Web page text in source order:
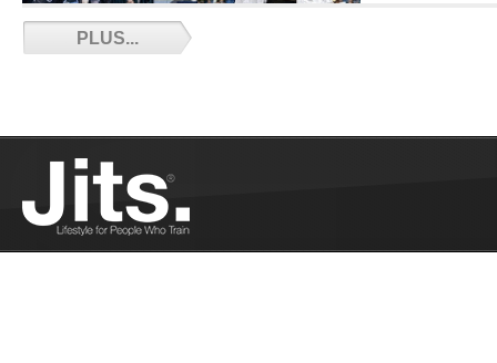
Martial Lifestyle numéro 2 - 11/22/2021
Pour son second numéro, Babiche interroge le
PLUS...